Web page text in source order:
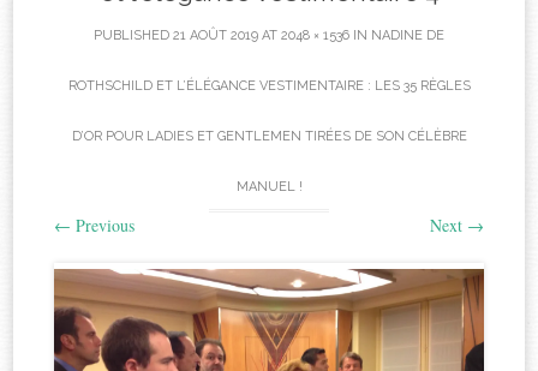
PUBLISHED 21 AOÛT 2019 AT 2048 × 1536 IN NADINE DE
ROTHSCHILD ET L’ÉLÉGANCE VESTIMENTAIRE : LES 35 RÈGLES
D’OR POUR LADIES ET GENTLEMEN TIRÉES DE SON CÉLÈBRE
MANUEL !
← Previous Next →